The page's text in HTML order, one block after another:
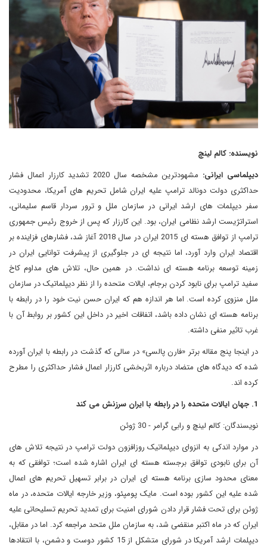
نویسنده: کالم لینچ
دیپلماسی ایرانی:
مشهودترین مشخصه سال 2020 تشدید کارزار اعمال فشار
حداکثری دولت دونالد ترامپ علیه ایران شامل تحریم های آمریکا، محدودیت
سفر دیپلمات های ارشد ایرانی در سازمان ملل و ترور سردار قاسم سلیمانی،
استراتژیست ارشد نظامی ایران، بود. این کارزار که پس از خروج رئیس جمهوری
ترامپ از توافق هسته ای 2015 ایران در سال 2018 آغاز شد، فشارهای فزاینده بر
اقتصاد ایران وارد آورد، اما نتیجه ای در جلوگیری از پیشرفت توانایی ایران در
زمینه توسعه برنامه هسته ای نداشت. در همین حال، تلاش های مداوم کاخ
سفید ترامپ برای نابود کردن برجام، ایالات متحده را از نظر دیپلماتیک در سازمان
ملل منزوی کرده است. اما هر اندازه هم که ایران حسن نیت خود را در رابطه با
برنامه هسته ای نشان داده باشد، اتفاقات اخیر در داخل این کشور بر روابط آن با
غرب تاثیر منفی داشته.
در اینجا پنج مقاله برتر «فارن پالسی» در سالی که گذشت در رابطه با ایران آورده
شده که دیدگاه های متضاد درباره اثربخشی کارزار اعمال فشار حداکثری را مطرح
کرده اند.
1. جهان ایالات متحده را در رابطه با ایران سرزنش می کند
نویسندگان: کالم لینچ و رابی گرامر - 30 ژوئن
در موارد اندکی به انزوای دیپلماتیک روزافزون دولت ترامپ در نتیجه تلاش های
آن برای نابودی توافق برجسته هسته ای ایران اشاره شده است؛ توافقی که به
معنای محدود سازی برنامه هسته ای ایران در برابر تسهیل تحریم های اعمال
شده علیه این کشور بوده است. مایک پومپئو، وزیر خارجه ایالات متحده، در ماه
ژوئن برای تحت فشار قرار دادن شورای امنیت برای تمدید تحریم تسلیحاتی علیه
ایران که در ماه اکتبر منقضی شد، به سازمان ملل متحد مراجعه کرد. اما در مقابل،
دیپلمات ارشد آمریکا در شورای متشکل از 15 کشور دوست و دشمن، با انتقادها